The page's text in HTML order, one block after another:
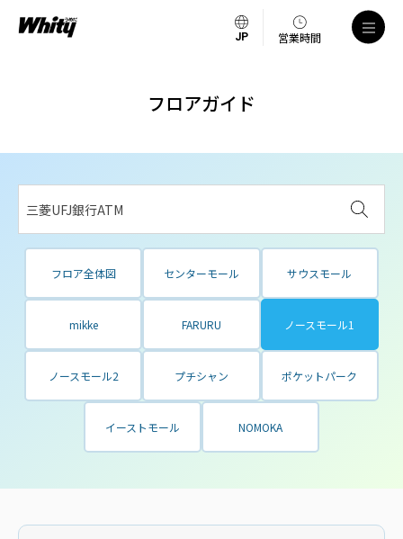
営業時間
フロアガイド
三菱UFJ銀行ATM
フロア全体図 センターモール サウスモール
mikke FARURU ノースモール1
ノースモール2 プチシャン ポケットパーク
イーストモール NOMOKA